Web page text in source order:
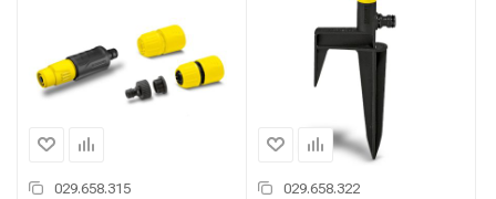
029.658.315 029.658.322